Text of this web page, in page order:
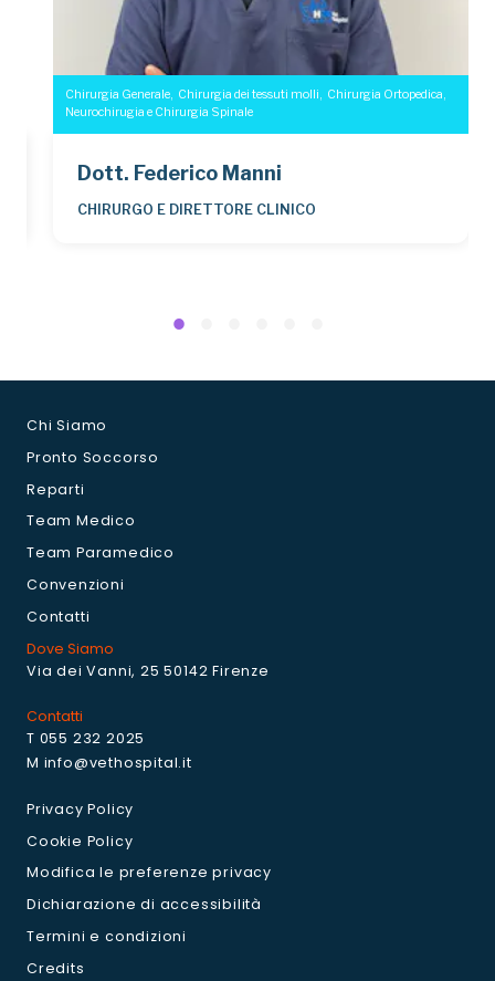
Chirurgia Generale, Chirurgia dei tessuti molli, Chirurgia Ortopedica,
Neurochirugia e Chirurgia Spinale
Dott. Federico Manni
CHIRURGO E DIRETTORE CLINICO
Chi Siamo
Pronto Soccorso
Reparti
Team Medico
Team Paramedico
Convenzioni
Contatti
Dove Siamo
Via dei Vanni, 25 50142 Firenze
Contatti
T 055 232 2025
M info@vethospital.it
Privacy Policy
Cookie Policy
Modifica le preferenze privacy
Dichiarazione di accessibilità
Termini e condizioni
Credits